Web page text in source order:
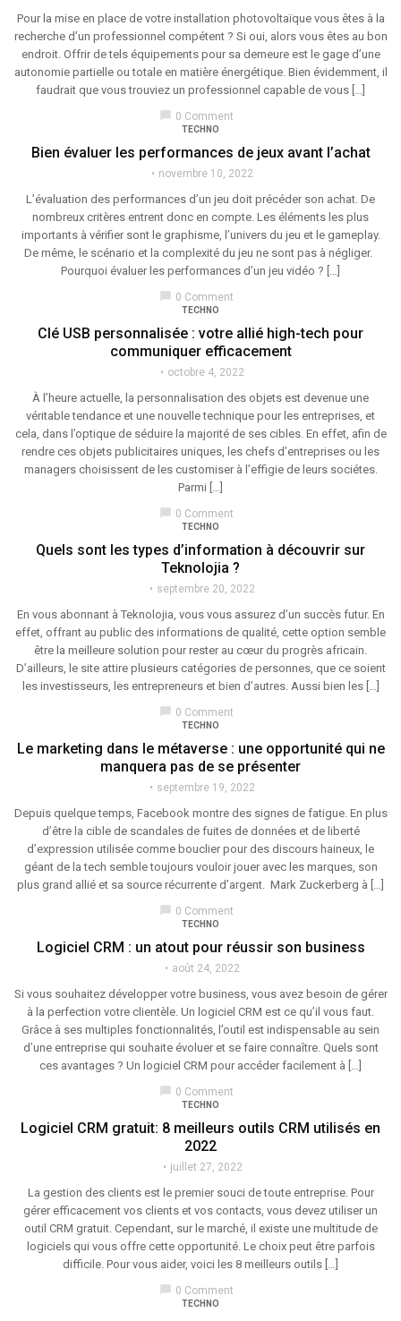
Pour la mise en place de votre installation photovoltaïque vous êtes à la
recherche d’un professionnel compétent ? Si oui, alors vous êtes au bon
endroit. Offrir de tels équipements pour sa demeure est le gage d’une
autonomie partielle ou totale en matière énergétique. Bien évidemment, il
faudrait que vous trouviez un professionnel capable de vous […]
chat_bubble 0 Comment
TECHNO
Bien évaluer les performances de jeux avant l’achat
novembre 10, 2022
L’évaluation des performances d’un jeu doit précéder son achat. De
nombreux critères entrent donc en compte. Les éléments les plus
importants à vérifier sont le graphisme, l’univers du jeu et le gameplay.
De même, le scénario et la complexité du jeu ne sont pas à négliger.
Pourquoi évaluer les performances d’un jeu vidéo ? […]
chat_bubble 0 Comment
TECHNO
Clé USB personnalisée : votre allié high-tech pour
communiquer efficacement
octobre 4, 2022
À l’heure actuelle, la personnalisation des objets est devenue une
véritable tendance et une nouvelle technique pour les entreprises, et
cela, dans l’optique de séduire la majorité de ses cibles. En effet, afin de
rendre ces objets publicitaires uniques, les chefs d’entreprises ou les
managers choisissent de les customiser à l’effigie de leurs sociétes.
Parmi […]
chat_bubble 0 Comment
TECHNO
Quels sont les types d’information à découvrir sur
Teknolojia ?
septembre 20, 2022
En vous abonnant à Teknolojia, vous vous assurez d’un succès futur. En
effet, offrant au public des informations de qualité, cette option semble
être la meilleure solution pour rester au cœur du progrès africain.
D’ailleurs, le site attire plusieurs catégories de personnes, que ce soient
les investisseurs, les entrepreneurs et bien d’autres. Aussi bien les […]
chat_bubble 0 Comment
TECHNO
Le marketing dans le métaverse : une opportunité qui ne
manquera pas de se présenter
septembre 19, 2022
Depuis quelque temps, Facebook montre des signes de fatigue. En plus
d’être la cible de scandales de fuites de données et de liberté
d’expression utilisée comme bouclier pour des discours haineux, le
géant de la tech semble toujours vouloir jouer avec les marques, son
plus grand allié et sa source récurrente d’argent. Mark Zuckerberg à […]
chat_bubble 0 Comment
TECHNO
Logiciel CRM : un atout pour réussir son business
août 24, 2022
Si vous souhaitez développer votre business, vous avez besoin de gérer
à la perfection votre clientèle. Un logiciel CRM est ce qu’il vous faut.
Grâce à ses multiples fonctionnalités, l’outil est indispensable au sein
d’une entreprise qui souhaite évoluer et se faire connaître. Quels sont
ces avantages ? Un logiciel CRM pour accéder facilement à […]
chat_bubble 0 Comment
TECHNO
Logiciel CRM gratuit: 8 meilleurs outils CRM utilisés en
2022
juillet 27, 2022
La gestion des clients est le premier souci de toute entreprise. Pour
gérer efficacement vos clients et vos contacts, vous devez utiliser un
outil CRM gratuit. Cependant, sur le marché, il existe une multitude de
logiciels qui vous offre cette opportunité. Le choix peut être parfois
difficile. Pour vous aider, voici les 8 meilleurs outils […]
chat_bubble 0 Comment
TECHNO